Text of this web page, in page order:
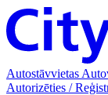
Autostāvvietas
Autorizēties /